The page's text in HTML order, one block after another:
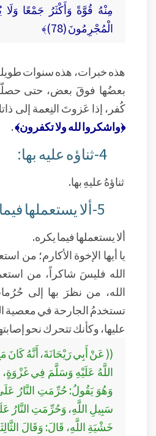
مِنْهُ قُوَّةً وَأَكْثَرُ جَمْعًا
الْمُجْرِمُونَ (78)﴾
هذه خبرات، هذه سنوات
بعضُها فوقَ بعض، حتى
كُفر، إذا عَزوتَ النِعمة إلى
﴿واشكروا لله ولا تكفرون﴾.
4-ثناؤه عليه بها:
ثناؤهُ عليهِ بها.
ألا يستعملها فيما يكره.
يا أيها الإخوة الأكارم؛ من
الله فليسَ شاكراً، من
الله، من نظرَ بها إلى
تستخدمُ الجارحة في معصية
عليها، وكأنك تتحرك نحو
(( عَنْ أَبِي رَيْحَانَةَ، أَنَّهُ
اللَّهُ عَلَيْهِ وَسَلَّمَ فِي
وَهُوَ يَقُولُ: حُرِّمَتِ النَّارُ
سَبِيلِ اللَّهِ، وَحُرِّمَتِ
خَشْيَةِ اللَّهِ، قَالَ: وَقَالَ